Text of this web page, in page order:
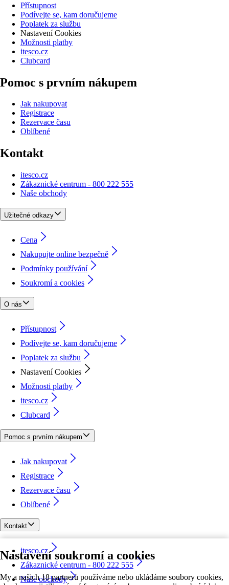
Nastavení soukromí a cookies
My a našich 18 partnerů používáme nebo ukládáme soubory cookies,
Přístupnost
Podívejte se, kam doručujeme
Poplatek za službu
Nastavení Cookies
Možnosti platby
itesco.cz
Clubcard
Pomoc s prvním nákupem
Jak nakupovat
Registrace
Rezervace času
Oblíbené
Kontakt
itesco.cz
Zákaznické centrum - 800 222 555
Naše obchody
Užitečné odkazy
Cena
Nakupujte online bezpečně
Podmínky používání
Soukromí a cookies
O nás
Přístupnost
Podívejte se, kam doručujeme
Poplatek za službu
Nastavení Cookies
Možnosti platby
itesco.cz
Clubcard
Pomoc s prvním nákupem
Jak nakupovat
Registrace
Rezervace času
Oblíbené
Kontakt
itesco.cz
Zákaznické centrum - 800 222 555
Naše obchody